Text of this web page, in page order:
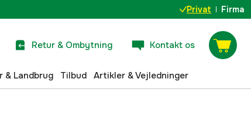
Privat Firma
Retur & Ombytning Kontakt os
& Landbrug Tilbud Artikler & Vejledninger